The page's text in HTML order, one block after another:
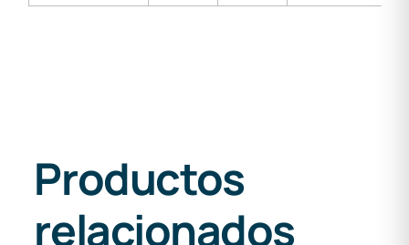
Productos
relacionados